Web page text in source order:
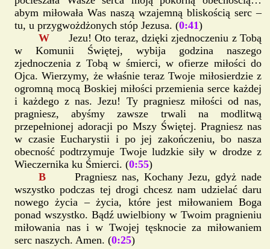
abym miłowała Was naszą wzajemną bliskością serc –
tu, u przygwożdżonych stóp Jezusa. (0:41)
W Jezu! Oto teraz, dzięki zjednoczeniu z Tobą
w Komunii Świętej, wybija godzina naszego
zjednoczenia z Tobą w śmierci, w ofierze miłości do
Ojca. Wierzymy, że właśnie teraz Twoje miłosierdzie z
ogromną mocą Boskiej miłości przemienia serce każdej
i każdego z nas. Jezu! Ty pragniesz miłości od nas,
pragniesz, abyśmy zawsze trwali na modlitwą
przepełnionej adoracji po Mszy Świętej. Pragniesz nas
w czasie Eucharystii i po jej zakończeniu, bo nasza
obecność podtrzymuje Twoje ludzkie siły w drodze z
Wieczernika ku Śmierci. (0:55)
B Pragniesz nas, Kochany Jezu, gdyż nade
wszystko podczas tej drogi chcesz nam udzielać daru
nowego życia – życia, które jest miłowaniem Boga
ponad wszystko. Bądź uwielbiony w Twoim pragnieniu
miłowania nas i w Twojej tęsknocie za miłowaniem
serc naszych. Amen. (0:25)